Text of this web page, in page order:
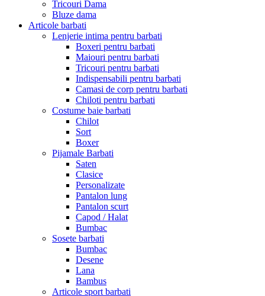
Tricouri Dama
Bluze dama
Articole barbati
Lenjerie intima pentru barbati
Boxeri pentru barbati
Maiouri pentru barbati
Tricouri pentru barbati
Indispensabili pentru barbati
Camasi de corp pentru barbati
Chiloti pentru barbati
Costume baie barbati
Chilot
Sort
Boxer
Pijamale Barbati
Saten
Clasice
Personalizate
Pantalon lung
Pantalon scurt
Capod / Halat
Bumbac
Sosete barbati
Bumbac
Desene
Lana
Bambus
Articole sport barbati